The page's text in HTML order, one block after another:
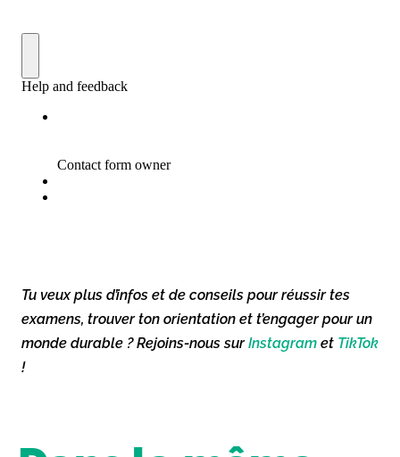
Tu veux plus d’infos et de conseils pour réussir tes
examens, trouver ton orientation et t’engager pour un
monde durable ? Rejoins-nous surInstagram et TikTok
!